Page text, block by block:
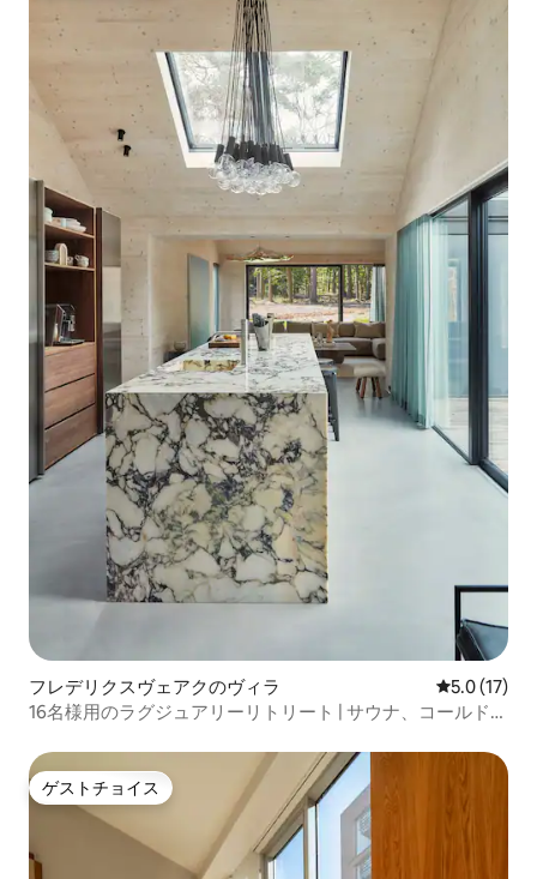
フレデリクスヴェアクのヴィラ レビュー17
5.0 (17)
16名様用のラグジュアリーリトリート | サウナ、コールドプ
ゲストチョイス
ゲストチョイス